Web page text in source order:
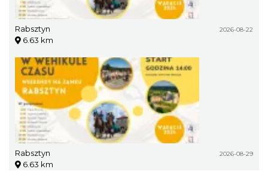
Rabsztyn 2026-08-22
6.63 km
Rabsztyn 2026-08-29
6.63 km